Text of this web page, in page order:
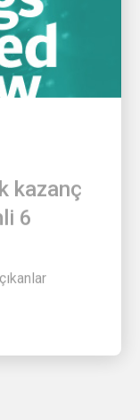
kazanç
6